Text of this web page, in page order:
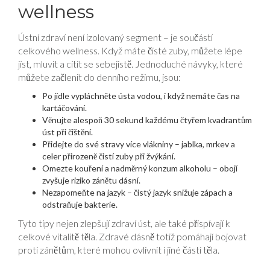
wellness
Ústní zdraví není izolovaný segment – je součástí
celkového wellness. Když máte čisté zuby, můžete lépe
jíst, mluvit a cítit se sebejistě. Jednoduché návyky, které
můžete začlenit do denního režimu, jsou:
Po jídle vypláchněte ústa vodou, i když nemáte čas na
kartáčování.
Věnujte alespoň 30 sekund každému čtyřem kvadrantům
úst při čištění.
Přidejte do své stravy více vlákniny – jablka, mrkev a
celer přirozeně čistí zuby při žvýkání.
Omezte kouření a nadměrný konzum alkoholu – obojí
zvyšuje riziko zánětu dásní.
Nezapomeňte na jazyk – čistý jazyk snižuje zápach a
odstraňuje bakterie.
Tyto tipy nejen zlepšují zdraví úst, ale také přispívají k
celkové vitalitě těla. Zdravé dásně totiž pomáhají bojovat
proti zánětům, které mohou ovlivnit i jiné části těla.